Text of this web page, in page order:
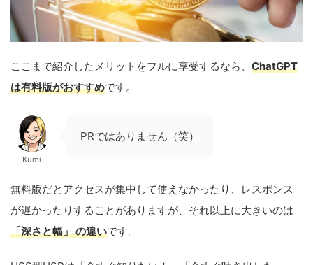
ここまで紹介したメリットをフルに享受するなら、 ChatGPT
は有料版がおすすめです。
Kumi
PRではありません（笑）
無料版だとアクセスが集中して使えなかったり、レスポンス
が遅かったりすることがありますが、それ以上に大きいのは
「深さと幅」の違いです。